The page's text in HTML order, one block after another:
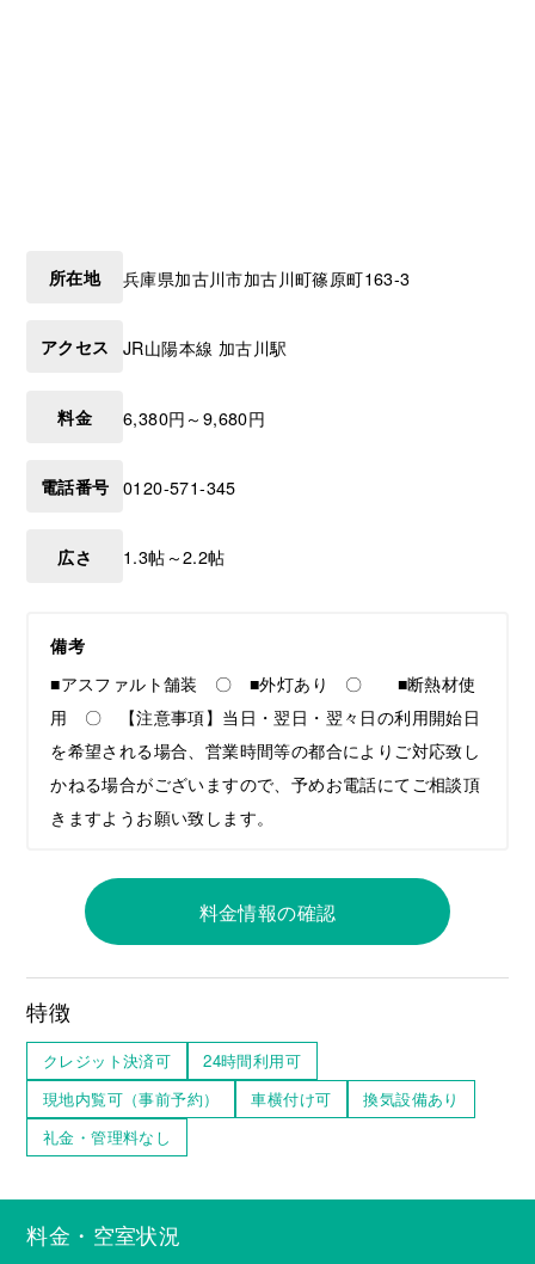
所在地 兵庫県加古川市加古川町篠原町163-3
アクセス JR山陽本線 加古川駅
料金 6,380円～9,680円
電話番号 0120-571-345
広さ 1.3帖～2.2帖
備考
■アスファルト舗装 〇 ■外灯あり 〇 ■断熱材使
用 〇 【注意事項】当日・翌日・翌々日の利用開始日
を希望される場合、営業時間等の都合によりご対応致し
かねる場合がございますので、予めお電話にてご相談頂
きますようお願い致します。
料金情報の確認
特徴
クレジット決済可
24時間利用可
現地内覧可（事前予約）
車横付け可
換気設備あり
礼金・管理料なし
料金・空室状況